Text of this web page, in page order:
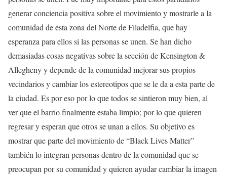
generar conciencia positiva sobre el movimiento y mostrarle a la
comunidad de esta zona del Norte de Filadelfia, que hay
esperanza para ellos si las personas se unen. Se han dicho
demasiadas cosas negativas sobre la sección de Kensington &
Allegheny y depende de la comunidad mejorar sus propios
vecindarios y cambiar los estereotipos que se le da a esta parte de
la ciudad. Es por eso por lo que todos se sintieron muy bien, al
ver que el barrio finalmente estaba limpio; por lo que quieren
regresar y esperan que otros se unan a ellos. Su objetivo es
mostrar que parte del movimiento de “Black Lives Matter”
también lo integran personas dentro de la comunidad que se
preocupan por su comunidad y quieren ayudar cambiar la imagen